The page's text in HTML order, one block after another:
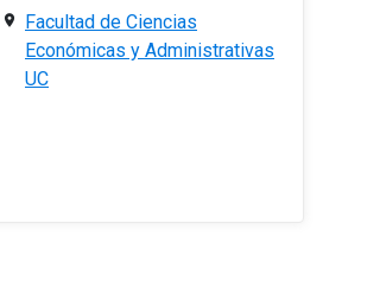
Facultad de Ciencias
Económicas y Administrativas
UC